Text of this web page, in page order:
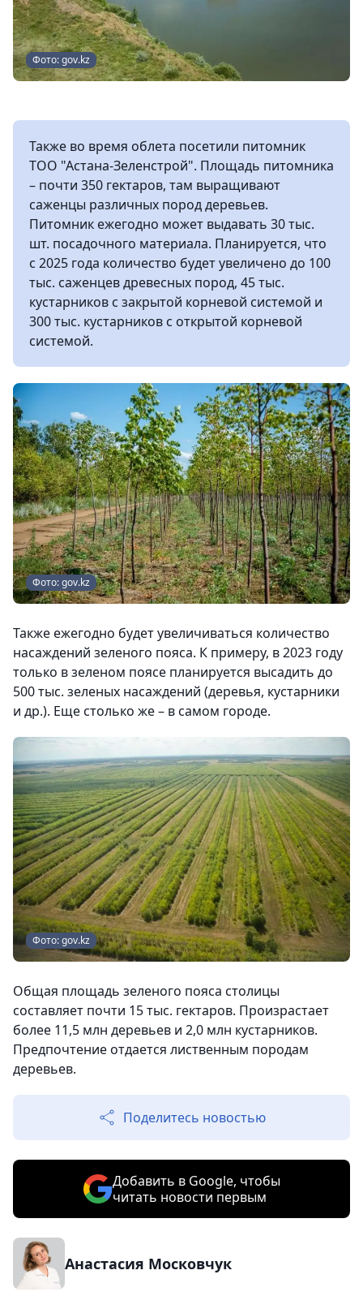
Фото: gov.kz
Также во время облета посетили питомник
ТОО "Астана-Зеленстрой". Площадь питомника
– почти 350 гектаров, там выращивают
саженцы различных пород деревьев.
Питомник ежегодно может выдавать 30 тыс.
шт. посадочного материала. Планируется, что
с 2025 года количество будет увеличено до 100
тыс. саженцев древесных пород, 45 тыс.
кустарников с закрытой корневой системой и
300 тыс. кустарников с открытой корневой
системой.
Фото: gov.kz
Также ежегодно будет увеличиваться количество
насаждений зеленого пояса. К примеру, в 2023 году
только в зеленом поясе планируется высадить до
500 тыс. зеленых насаждений (деревья, кустарники
и др.). Еще столько же – в самом городе.
Фото: gov.kz
Общая площадь зеленого пояса столицы
составляет почти 15 тыс. гектаров. Произрастает
более 11,5 млн деревьев и 2,0 млн кустарников.
Предпочтение отдается лиственным породам
деревьев.
Поделитесь новостью
Добавить в Google, чтобы
читать новости первым
Анастасия Московчук